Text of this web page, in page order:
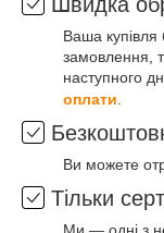
Ваша
замовлення,
наступного
оплати
Ви можете
Тільки
Ми — одні з